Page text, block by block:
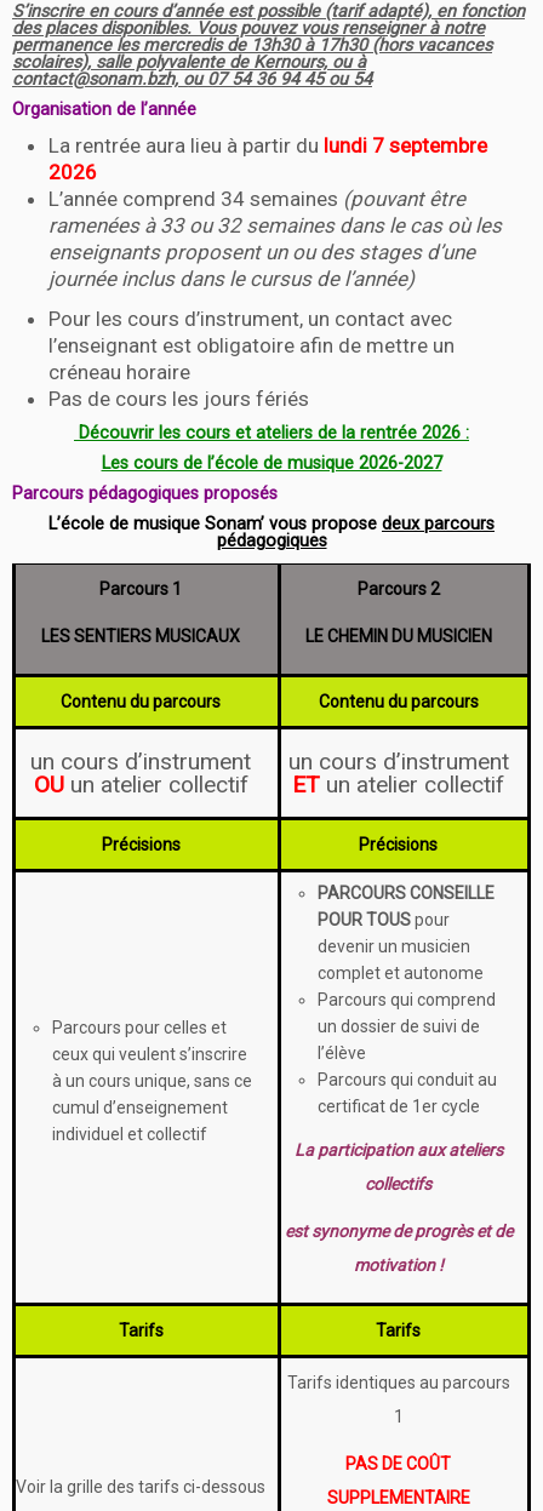
S’inscrire en cours d’année est possible (tarif adapté), en fonction
des places disponibles. Vous pouvez vous renseigner à notre
permanence les mercredis de 13h30 à 17h30 (hors vacances
scolaires), salle polyvalente de Kernours, ou à
contact@sonam.bzh, ou 07 54 36 94 45 ou 54
Organisation de l’année
La rentrée aura lieu à partir du lundi 7 septembre
2026
L’année comprend 34 semaines (pouvant être
ramenées à 33 ou 32 semaines dans le cas où les
enseignants proposent un ou des stages d’une
journée inclus dans le cursus de l’année)
Pour les cours d’instrument, un contact avec
l’enseignant est obligatoire afin de mettre un
créneau horaire
Pas de cours les jours fériés
Découvrir les cours et ateliers de la rentrée 2026 :
Les cours de l’école de musique 2026-2027
Parcours pédagogiques proposés
L’école de musique Sonam’ vous propose deux parcours
pédagogiques
Parcours 1
LES SENTIERS MUSICAUX
Parcours 2
LE CHEMIN DU MUSICIEN
Contenu du parcours Contenu du parcours
un cours d’instrument
OU un atelier collectif
un cours d’instrument
ET un atelier collectif
Précisions Précisions
Parcours pour celles et
ceux qui veulent s’inscrire
à un cours unique, sans ce
cumul d’enseignement
individuel et collectif
PARCOURS CONSEILLE
POUR TOUSpour
devenir un musicien
complet et autonome
Parcours qui comprend
un dossier de suivi de
l’élève
Parcours qui conduit au
certificat de 1er cycle
La participation aux ateliers
collectifs
est synonyme de progrès et de
motivation !
Tarifs Tarifs
Voir la grille des tarifs ci-dessous
Tarifs identiques au parcours
1
PAS DE COÛT
SUPPLEMENTAIRE